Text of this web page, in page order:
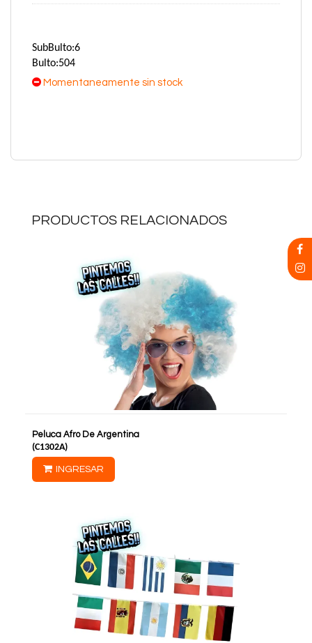
SubBulto:6
Bulto:504
Momentaneamente sin stock
PRODUCTOS RELACIONADOS
Peluca Afro De Argentina
(C1302A)
INGRESAR